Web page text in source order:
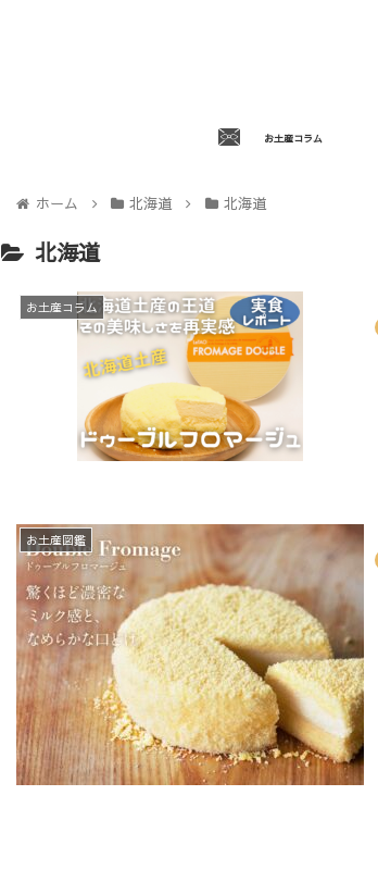
お土産コラム
ホーム 北海道 北海道
北海道
お土産コラム
お土産図鑑